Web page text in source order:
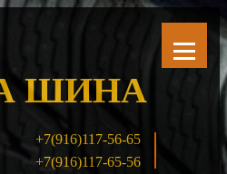
+7(916)117-56-65
+7(916)117-65-56
ШИНА